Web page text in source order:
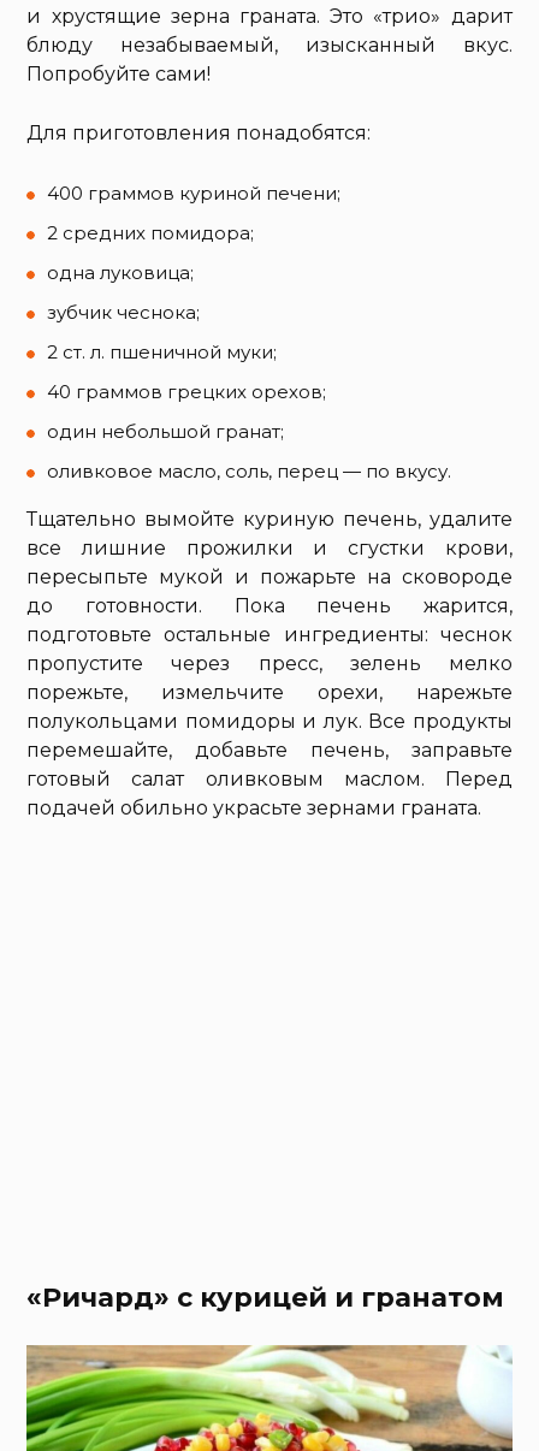
и хрустящие зерна граната. Это «трио» дарит
блюду незабываемый, изысканный вкус.
Попробуйте сами!
Для приготовления понадобятся:
400 граммов куриной печени;
2 средних помидора;
одна луковица;
зубчик чеснока;
2 ст. л. пшеничной муки;
40 граммов грецких орехов;
один небольшой гранат;
оливковое масло, соль, перец — по вкусу.
Тщательно вымойте куриную печень, удалите
все лишние прожилки и сгустки крови,
пересыпьте мукой и пожарьте на сковороде
до готовности. Пока печень жарится,
подготовьте остальные ингредиенты: чеснок
пропустите через пресс, зелень мелко
порежьте, измельчите орехи, нарежьте
полукольцами помидоры и лук. Все продукты
перемешайте, добавьте печень, заправьте
готовый салат оливковым маслом. Перед
подачей обильно украсьте зернами граната.
«Ричард» с курицей и гранатом